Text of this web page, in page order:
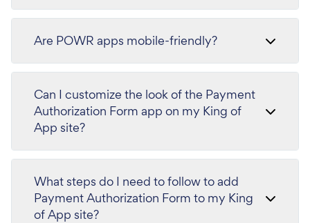
Are POWR apps mobile-friendly?
Can I customize the look of the Payment
Authorization Form app on my King of
App site?
What steps do I need to follow to add
Payment Authorization Form to my King
of App site?